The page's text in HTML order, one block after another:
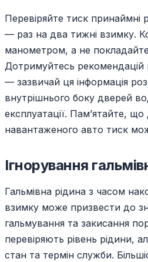
Перевіряйте тиск принаймні
— раз на два тижні взимку.
манометром, а не
Дотримуйтесь
— зазвичай ця інформація
внутрішнього боку дверей
експлуатації. Пам’ятайте,
навантаженого авто тиск
Ігнорування
Гальмівна рідина з часом
взимку може призвести до
гальмування та закисання
перевіряють рівень рідини,
стан та термін служби.